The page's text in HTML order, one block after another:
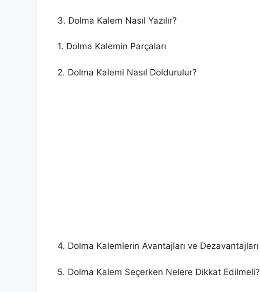
3. Dolma Kalem Nasıl Yazılır?
1. Dolma Kalemin Parçaları
2. Dolma Kalemi Nasıl Doldurulur?
4. Dolma Kalemlerin Avantajları ve Dezavantajları
5. Dolma Kalem Seçerken Nelere Dikkat Edilmeli?